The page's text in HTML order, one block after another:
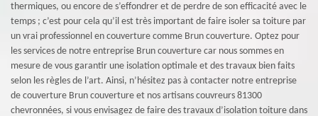
thermiques, ou encore de s’effondrer et de perdre de son efficacité avec le
temps ; c’est pour cela qu’il est très important de faire isoler sa toiture par
un vrai professionnel en couverture comme Brun couverture. Optez pour
les services de notre entreprise Brun couverture car nous sommes en
mesure de vous garantir une isolation optimale et des travaux bien faits
selon les règles de l’art. Ainsi, n’hésitez pas à contacter notre entreprise
de couverture Brun couverture et nos artisans couvreurs 81300
chevronnées, si vous envisagez de faire des travaux d’isolation toiture dans